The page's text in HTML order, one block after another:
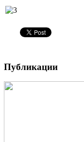
Публикации